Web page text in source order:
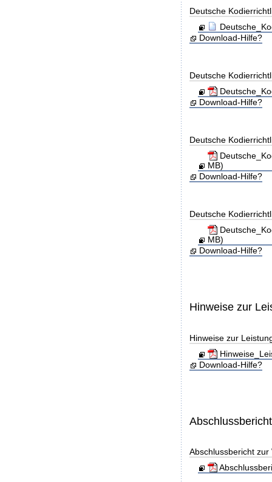
Deutsche
Download-Hilfe?
Deutsche
Download-Hilfe?
Deutsche
MB)
Download-Hilfe?
Deutsche
MB)
Download-Hilfe?
Hinweise zur
Hinweise zur
Download-Hilfe?
Abschlussbericht